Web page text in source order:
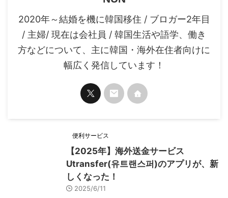
2020年～結婚を機に韓国移住 / ブロガー2年目
/ 主婦/ 現在は会社員 / 韓国生活や語学、働き
方などについて、主に韓国・海外在住者向けに
幅広く発信しています！
便利サービス
【2025年】海外送金サービス
Utransfer(유트랜스퍼)のアプリが、新
しくなった！
2025/6/11